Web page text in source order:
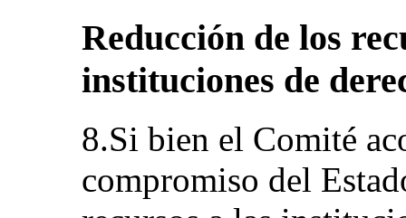
Reducción de los
instituciones de
8.Si bien el Comité
compromiso del